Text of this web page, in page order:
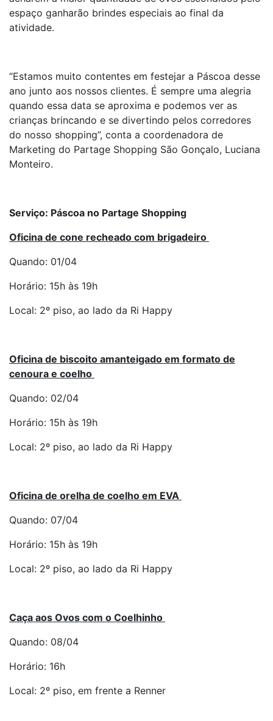
espaço ganharão brindes especiais ao final da
atividade.
“Estamos muito contentes em festejar a Páscoa desse
ano junto aos nossos clientes. É sempre uma alegria
quando essa data se aproxima e podemos ver as
crianças brincando e se divertindo pelos corredores
do nosso shopping”, conta a coordenadora de
Marketing do Partage Shopping São Gonçalo, Luciana
Monteiro.
Serviço: Páscoa no Partage Shopping
Oficina de cone recheado com brigadeiro
Quando: 01/04
Horário: 15h às 19h
Local: 2º piso, ao lado da Ri Happy
Oficina de biscoito amanteigado em formato de
cenoura e coelho
Quando: 02/04
Horário: 15h às 19h
Local: 2º piso, ao lado da Ri Happy
Oficina de orelha de coelho em EVA
Quando: 07/04
Horário: 15h às 19h
Local: 2º piso, ao lado da Ri Happy
Caça aos Ovos com o Coelhinho
Quando: 08/04
Horário: 16h
Local: 2º piso, em frente a Renner